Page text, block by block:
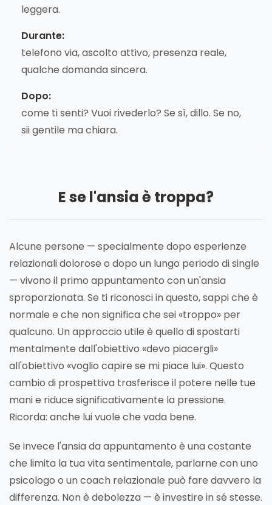
leggera.
Durante:
telefono via, ascolto attivo, presenza reale,
qualche domanda sincera.
Dopo:
come ti senti? Vuoi rivederlo? Se sì, dillo. Se no,
sii gentile ma chiara.
E se l'ansia è troppa?
Alcune persone — specialmente dopo esperienze
relazionali dolorose o dopo un lungo periodo di single
— vivono il primo appuntamento con un'ansia
sproporzionata. Se ti riconosci in questo, sappi che è
normale e che non significa che sei «troppo» per
qualcuno. Un approccio utile è quello di spostarti
mentalmente dall'obiettivo «devo piacergli»
all'obiettivo «voglio capire se mi piace lui». Questo
cambio di prospettiva trasferisce il potere nelle tue
mani e riduce significativamente la pressione.
Ricorda: anche lui vuole che vada bene.
Se invece l'ansia da appuntamento è una costante
che limita la tua vita sentimentale, parlarne con uno
psicologo o un coach relazionale può fare davvero la
differenza. Non è debolezza — è investire in sé stesse.